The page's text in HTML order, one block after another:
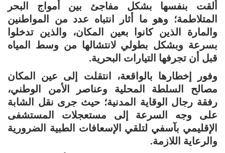
ألقت بنفسها بشكل مفاجئ بين أمواج البحر
المتلاطمة؛ وهو ما أثار انتباه عدد من المواطنين
والمارة الذين كانوا بعين المكان، والذين تدخلوا
بسرعة وبشكل بطولي لانتشالها من وسط المياه
قبل أن تجرفها التيارات البحرية.
وفور إخطارها بالواقعة، انتقلت إلى عين المكان
مصالح السلطة المحلية وعناصر الأمن الوطني،
رفقة رجال الوقاية المدنية؛ حيث جرى نقل الشابة
على وجه السرعة إلى مستعجلات المستشفى
الإقليمي بآسفي لتلقي الإسعافات الطبية الضرورية
والرعاية اللازمة.